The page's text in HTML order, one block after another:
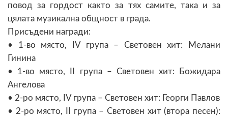
повод за гордост както за тях самите, така и за
цялата музикална общност в града.
Присъдени награди:
•
1-во място, IV група – Световен хит: Мелани
Гинина
•
1-во място, II група – Световен хит: Божидара
Ангелова
• 2-ро място, IV група – Световен хит: Георги Павлов
• 2-ро място, II група – Световен хит (втора песен):